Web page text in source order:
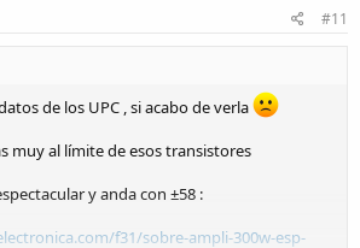
#11
de los UPC , si acabo de verla
muy al límite de esos transistores
y anda con ±58 :
f31/sobre-ampli-300w-esp-